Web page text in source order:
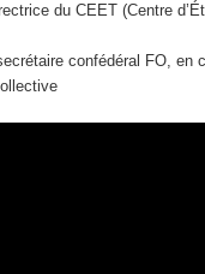
du CEET (Centre
confédéral FO, en